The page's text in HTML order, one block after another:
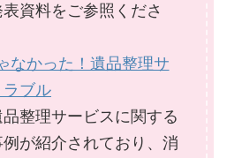
資料をご参照くださ
なかった！遺品整理サ
ブル
整理サービスに関する
が紹介されており、消